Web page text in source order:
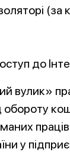
(за
до
вулик»
у